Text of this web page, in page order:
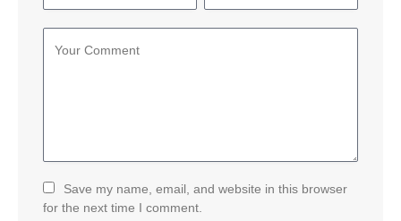
Save my name, email, and website in this browser
for the next time I comment.